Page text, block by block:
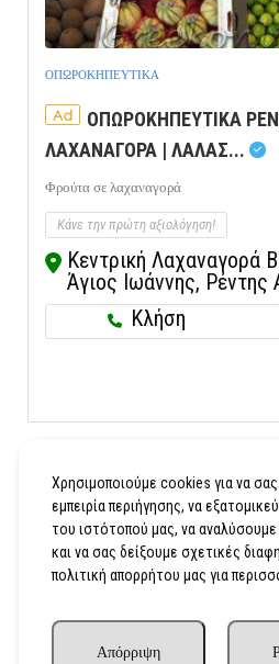
ΟΠΩΡΟΚΗΠΕΥΤΙΚΑ
Ad
ΟΠΩΡΟΚΗΠΕΥΤΙΚΑ
ΛΑΧΑΝΑΓΟΡΑ | ΛΑΛΑΣ...
Φρούτα σε λαχαναγορά
Κάνε την πρώτη αξιολόγηση!
Κεντρική Λαχαναγορά
Άγιος Ιωάννης, Ρέντης
Κλήση
Χρησιμοποιούμε cookies για να
εμπειρία περιήγησης, να
του ιστότοπού μας, να
και να σας δείξουμε σχετικές
πολιτική απορρήτου μας για
Απόρριψη